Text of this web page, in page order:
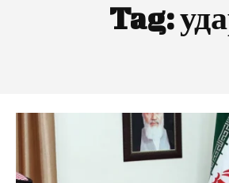
Tag: